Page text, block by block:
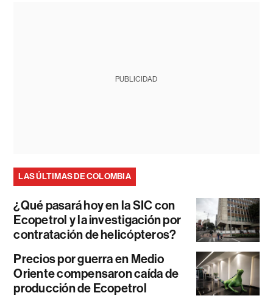
PUBLICIDAD
LAS ÚLTIMAS DE COLOMBIA
¿Qué pasará hoy en la SIC con
Ecopetrol y la investigación por
contratación de helicópteros?
Precios por guerra en Medio
Oriente compensaron caída de
producción de Ecopetrol